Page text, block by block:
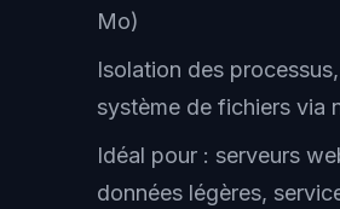
Mo)
Isolation des
système de fichiers via
Idéal pour : serveurs
données légères,